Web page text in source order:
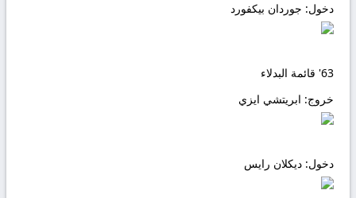
دخول: جوردان بيكفورد
63' قائمة البدلاء
خروج: ابريتشي ايزي
دخول: ديكلان رايس